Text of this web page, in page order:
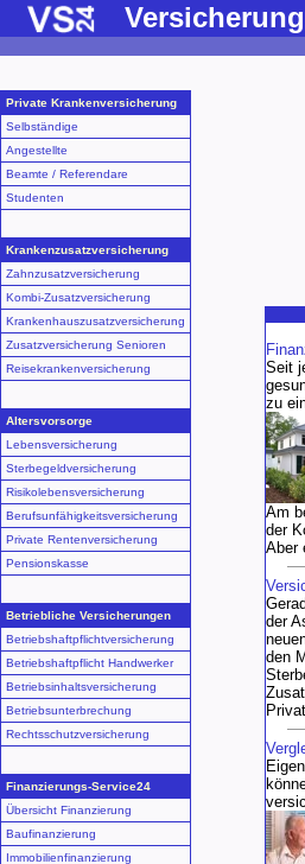
Private Krankenversicherung
Selbständige
Angestellte
Beamte / Referendare
Studenten
Krankenzusatzversicherung
Zahnzusatzversicherung
Kombi-Zusatzversicherung
Krankenhauszusatzversicherung
Zusatzversicherung Senioren
Reisekrankenversicherung
Altersvorsorge
Lebensversicherung
Sterbegeldversicherung
Risikolebensversicherung
Berufsunfähigkeitsversicherung
Private Rentenversicherung
Pensionskasse
Betriebliche Versicherungen
Betriebshaftpflichtversicherung
Betriebshaftpflicht Handwerker
Betriebsinhaltsversicherung
Betriebsunterbrechung
Rechtsschutzversicherung
Finanzierungs-Service24
Übersicht Finanzierung
Baufinanzierung
Immobilienfinanzierung
Seit
zu
Am
der
Aber
der
den